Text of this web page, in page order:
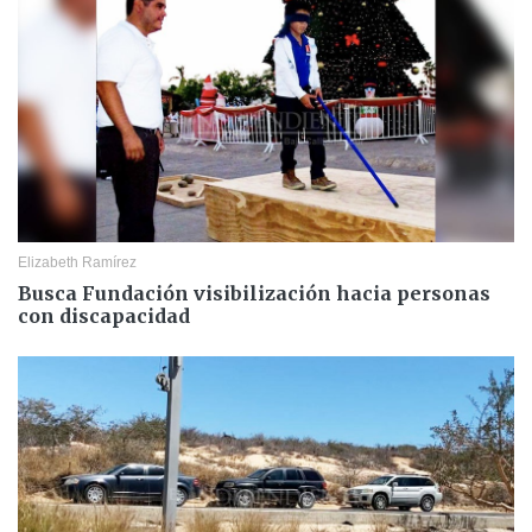
Elizabeth Ramírez
Busca Fundación visibilización hacia personas
con discapacidad